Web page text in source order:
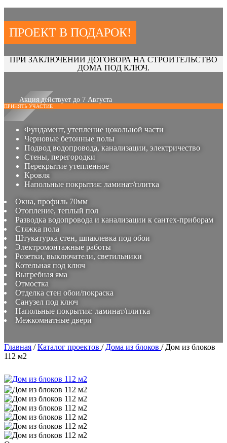
ПРОЕКТ В ПОДАРОК!
ПРИ ЗАКЛЮЧЕНИИ ДОГОВОРА НА СТРОИТЕЛЬСТВО
ДОМА ПОД КЛЮЧ.
Акция действует до 7 Августа
ПРИНЯТЬ УЧАСТИЕ
Фундамент, утепление цокольной части
Черновые бетонные полы
Подвод водопровода, канализации, электричество
Стены, перегородки
Перекрытие утепленное
Кровля
Напольные покрытия: ламинат/плитка
Окна, профиль 70мм
Отопление, теплый пол
Разводка водопровода и канализации к сантех-приборам
Стяжка пола
Штукатурка стен, шпаклевка под обои
Электромонтажные работы
Розетки, выключатели, светильники
Котельная под ключ
Выгребная яма
Отмостка
Отделка стен обои/покраска
Санузел под ключ
Напольные покрытия: ламинат/плитка
Межкомнатные двери
Главная /Каталог проектов / Дома из блоков / Дом из блоков
112 м2